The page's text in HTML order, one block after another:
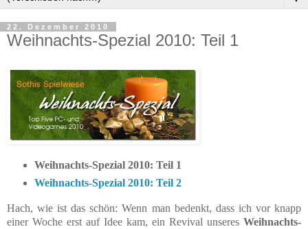
22. Dezember 2010
Weihnachts-Spezial 2010: Teil 1
Weihnachts-Spezial 2010: Teil 1
Weihnachts-Spezial 2010: Teil 2
Hach, wie ist das schön: Wenn man bedenkt, dass ich vor knapp
einer Woche erst auf Idee kam, ein Revival unseres Weihnachts-